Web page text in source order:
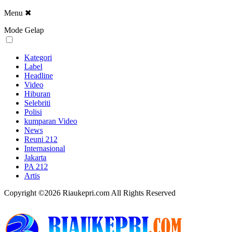
Menu ✖
Mode Gelap
Kategori
Label
Headline
Video
Hiburan
Selebriti
Polisi
kumparan Video
News
Reuni 212
Internasional
Jakarta
PA 212
Artis
Copyright ©2026 Riaukepri.com All Rights Reserved